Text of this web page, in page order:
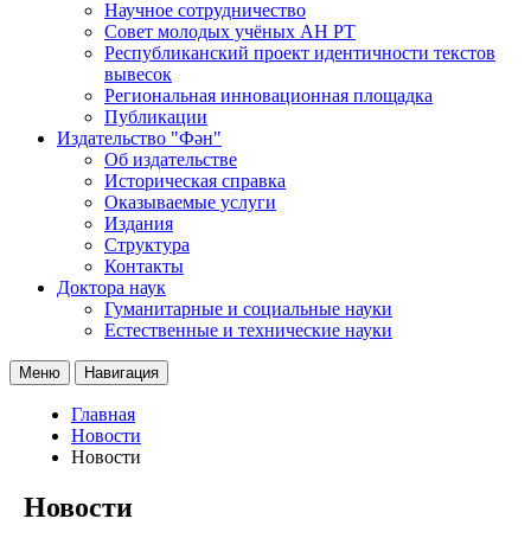
Научное сотрудничество
Совет молодых учёных АН РТ
Республиканский проект идентичности текстов
вывесок
Региональная инновационная площадка
Публикации
Издательство "Фән"
Об издательстве
Историческая справка
Оказываемые услуги
Издания
Структура
Контакты
Доктора наук
Гуманитарные и социальные науки
Естественные и технические науки
Меню Навигация
Главная
Новости
Новости
Новости